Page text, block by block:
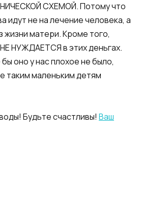
СХЕМОЙ. Потому что
идут не на лечение человека, а
жизни матери. Кроме того,
НУЖДАЕТСЯ в этих деньгах.
оно у нас плохое не было,
таким маленьким детям
Будьте счастливы! Ваш